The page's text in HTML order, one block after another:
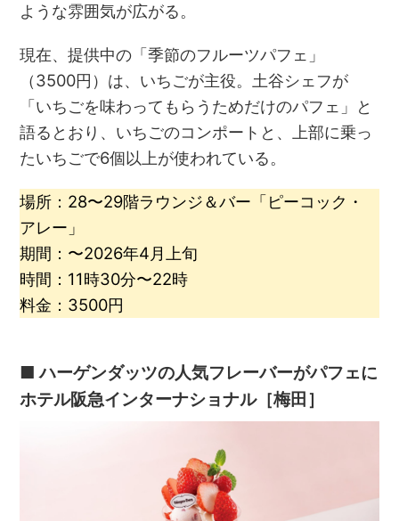
ような雰囲気が広がる。
現在、提供中の「季節のフルーツパフェ」
（3500円）は、いちごが主役。土谷シェフが
「いちごを味わってもらうためだけのパフェ」と
語るとおり、いちごのコンポートと、上部に乗っ
たいちごで6個以上が使われている。
場所：28〜29階ラウンジ＆バー「ピーコック・
アレー」
期間：〜2026年4月上旬
時間：11時30分〜22時
料金：3500円
■ ハーゲンダッツの人気フレーバーがパフェに
ホテル阪急インターナショナル［梅田］